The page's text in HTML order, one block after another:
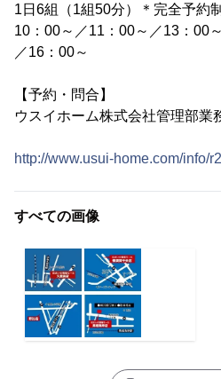
1日6組（1組50分）＊完全予約
10：00～／11：00～／13：00
／16：00～
【予約・問合】
ウスイホーム株式会社管理部
http://www.usui-home.com/info/
すべての画像